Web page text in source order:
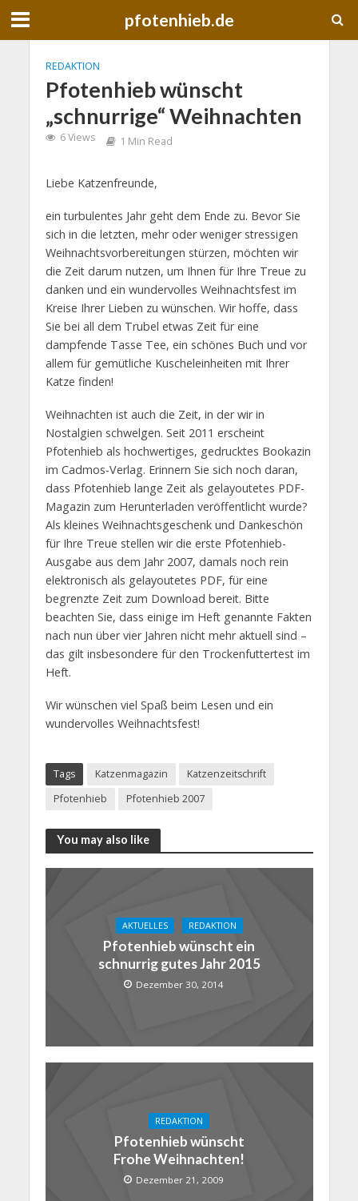
pfotenhieb.de
REDAKTION
Pfotenhieb wünscht
„schnurrige“ Weihnachten
6 Views 1 Min Read
Liebe Katzenfreunde,
ein turbulentes Jahr geht dem Ende zu. Bevor Sie
sich in die letzten, mehr oder weniger stressigen
Weihnachtsvorbereitungen stürzen, möchten wir
die Zeit darum nutzen, um Ihnen für Ihre Treue zu
danken und ein wundervolles Weihnachtsfest im
Kreise Ihrer Lieben zu wünschen. Wir hoffe, dass
Sie bei all dem Trubel etwas Zeit für eine
dampfende Tasse Tee, ein schönes Buch und vor
allem für gemütliche Kuscheleinheiten mit Ihrer
Katze finden!
Weihnachten ist auch die Zeit, in der wir in
Nostalgien schwelgen. Seit 2011 erscheint
Pfotenhieb als hochwertiges, gedrucktes Bookazin
im Cadmos-Verlag. Erinnern Sie sich noch daran,
dass Pfotenhieb lange Zeit als gelayoutetes PDF-
Magazin zum Herunterladen veröffentlicht wurde?
Als kleines Weihnachtsgeschenk und Dankeschön
für Ihre Treue stellen wir die erste Pfotenhieb-
Ausgabe aus dem Jahr 2007, damals noch rein
elektronisch als gelayoutetes PDF, für eine
begrenzte Zeit zum Download bereit. Bitte
beachten Sie, dass einige im Heft genannte Fakten
nach nun über vier Jahren nicht mehr aktuell sind –
das gilt insbesondere für den Trockenfuttertest im
Heft.
Wir wünschen viel Spaß beim Lesen und ein
wundervolles Weihnachtsfest!
Tags Katzenmagazin
Katzenzeitschrift
Pfotenhieb
Pfotenhieb 2007
You may also like
AKTUELLES REDAKTION
Pfotenhieb wünscht ein
schnurrig gutes Jahr 2015
Dezember 30, 2014
REDAKTION
Pfotenhieb wünscht
Frohe Weihnachten!
Dezember 21, 2009